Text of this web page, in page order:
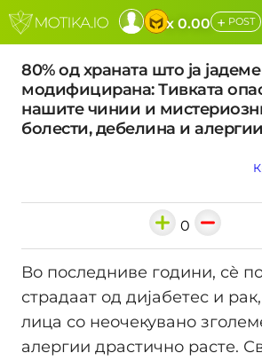
x 0.00 + POST
80% од храната што ја
модифицирана: Тивката
нашите чинии и
болести, дебелина и алергии
0
Во последниве години, сè
страдаат од дијабетес и
лица со неочекувано
алергии драстично расте.